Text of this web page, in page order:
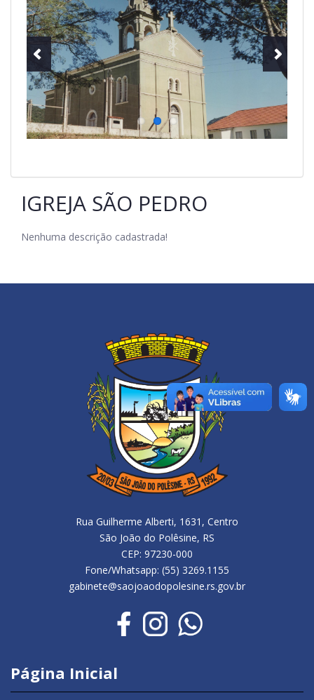
IGREJA SÃO PEDRO
Nenhuma descrição cadastrada!
Rua Guilherme Alberti, 1631, Centro
São João do Polêsine, RS
CEP: 97230-000
Fone/Whatsapp: (55) 3269.1155
gabinete@saojoaodopolesine.rs.gov.br
Página Inicial